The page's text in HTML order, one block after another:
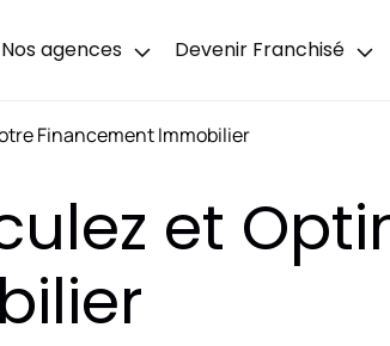
Nos agences Devenir Franchisé
Financement Immobilier
et